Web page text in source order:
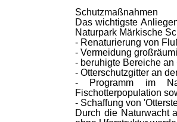
Schutzmaßnahmen
Das wichtigste
Naturpark Märkische
- Renaturierung von
- Vermeidung
- beruhigte Bereiche an
- Otterschutzgitter an
- Programm im
Fischotterpopulation
- Schaffung von
Durch die Naturwacht